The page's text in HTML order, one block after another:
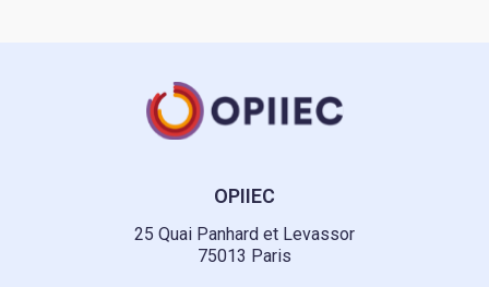
OPIIEC
25 Quai Panhard et Levassor
75013 Paris